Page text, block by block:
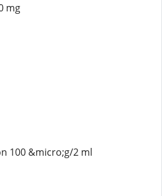
mg
100 &micro;g/2 ml